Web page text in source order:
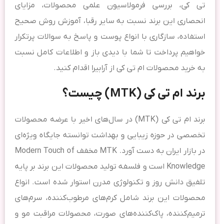
تی کی، بررسی فرمولاسیون علمی محصولات، مزایای
انحصاری این برند نسبت به سایر رقبا، آموزش روش صحیح
استفاده، سازگاری با انواع پوست و پاسخ به سوالات پرتکرار
خواهیم پرداخت تا شما با دیدی باز و اطلاعات کامل نسبت
به خرید محصولات ام تی کی از آرابیرا اقدام کنید.
برند ام تی کی (MTK) چیست؟
برند ام تی کی (MTK) در سال‌های اخیر با عرضه محصولات
تخصصی در حوزه زیبایی و بهداشت توانسته جایگاه ویژه‌ای
در بازار ایران به دست آورد. MTK مخفف Modern Touch of
Knowledge است و فلسفه تولید محصولات این برند بر پایه
تلفیق دانش روز و تکنولوژی مدرن استوار شده است. انواع
محصولات این برند شامل کرم‌های مرطوب‌کننده، سرم‌های
ترمیم‌کننده، پاک‌کننده‌های صورت، محصولات مراقبت مو و